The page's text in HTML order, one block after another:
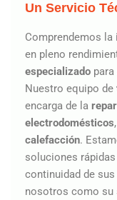
Un Servicio
Comprendemos
en pleno
especializado
Nuestro equipo de
encarga de la
electrodomésticos,
calefacción.
soluciones
continuidad de
nosotros como su